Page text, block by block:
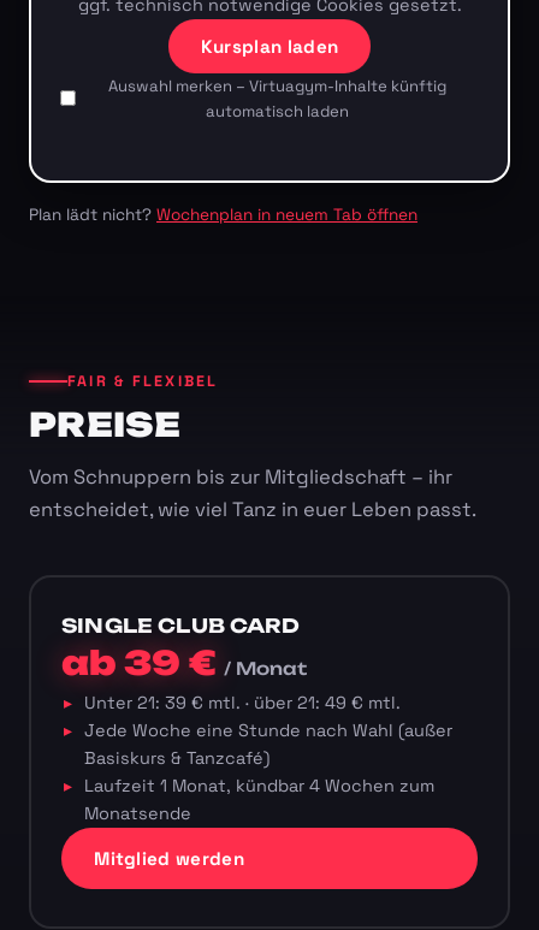
ggf. technisch notwendige Cookies gesetzt.
Kursplan laden
Auswahl merken – Virtuagym-Inhalte künftig
automatisch laden
Plan lädt nicht? Wochenplan in neuem Tab öffnen
FAIR & FLEXIBEL
PREISE
Vom Schnuppern bis zur Mitgliedschaft – ihr
entscheidet, wie viel Tanz in euer Leben passt.
SINGLE CLUB CARD
ab 39 €/ Monat
Unter 21: 39 € mtl. · über 21: 49 € mtl.
Jede Woche eine Stunde nach Wahl (außer
Basiskurs & Tanzcafé)
Laufzeit 1 Monat, kündbar 4 Wochen zum
Monatsende
Mitglied werden